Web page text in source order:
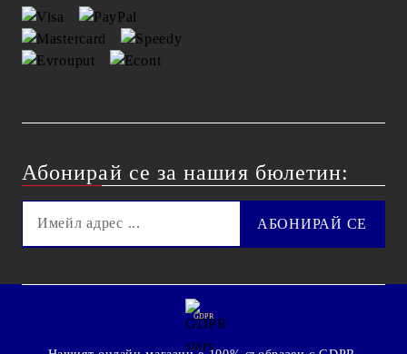
Абонирай се за нашия бюлетин:
GDPR